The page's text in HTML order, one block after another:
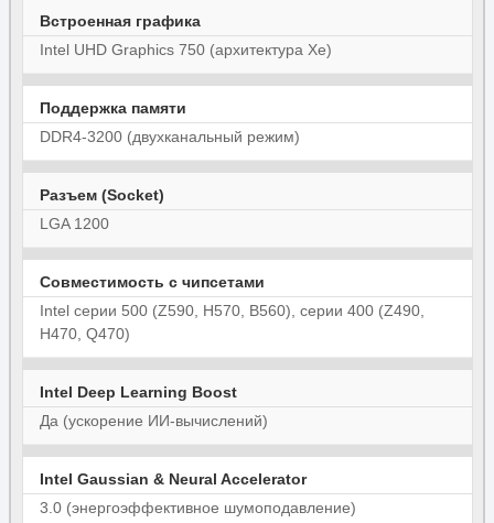
Встроенная графика
Intel UHD Graphics 750 (архитектура Xe)
Поддержка памяти
DDR4-3200 (двухканальный режим)
Разъем (Socket)
LGA 1200
Совместимость с чипсетами
Intel серии 500 (Z590, H570, B560), серии 400 (Z490,
H470, Q470)
Intel Deep Learning Boost
Да (ускорение ИИ-вычислений)
Intel Gaussian & Neural Accelerator
3.0 (энергоэффективное шумоподавление)